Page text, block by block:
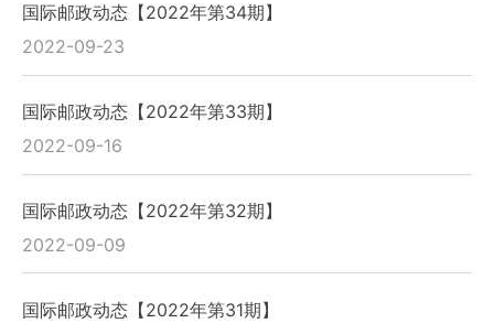
国际邮政动态【2022年第34期】
2022-09-23
国际邮政动态【2022年第33期】
2022-09-16
国际邮政动态【2022年第32期】
2022-09-09
国际邮政动态【2022年第31期】